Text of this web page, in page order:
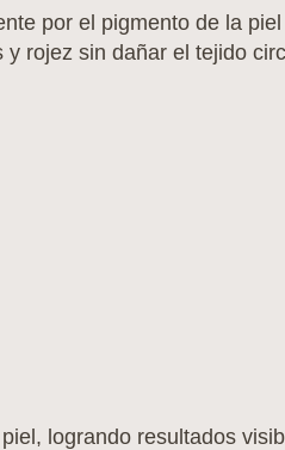
por el pigmento de la
rojez sin dañar el tejido
logrando resultados